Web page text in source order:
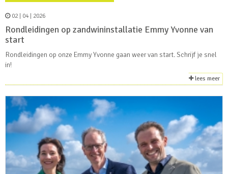
02 | 04 | 2026
Rondleidingen op zandwininstallatie Emmy Yvonne van
start
Rondleidingen op onze Emmy Yvonne gaan weer van start. Schrijf je snel
in!
lees meer